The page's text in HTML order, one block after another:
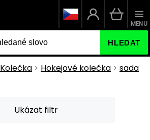
HLEDAT
MENU
Kolečka Hokejové kolečka
sada
Ukázat filtr